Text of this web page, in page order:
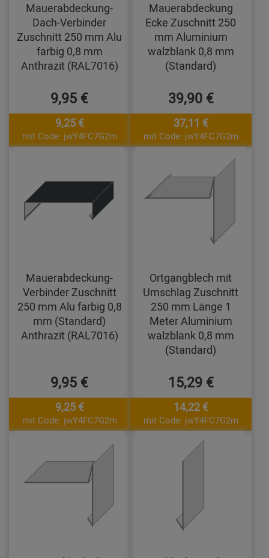
Mauerabdeckung-
Dach-Verbinder
Zuschnitt 250 mm Alu
farbig 0,8 mm
Anthrazit (RAL7016)
9,95 €
9,25 €
mit Code: jwY4FC7G2m
Mauerabdeckung
Ecke Zuschnitt 250
mm Aluminium
walzblank 0,8 mm
(Standard)
39,90 €
37,11 €
mit Code: jwY4FC7G2m
Mauerabdeckung-
Verbinder Zuschnitt
250 mm Alu farbig 0,8
mm (Standard)
Anthrazit (RAL7016)
9,95 €
9,25 €
mit Code: jwY4FC7G2m
Ortgangblech mit
Umschlag Zuschnitt
250 mm Länge 1
Meter Aluminium
walzblank 0,8 mm
(Standard)
15,29 €
14,22 €
mit Code: jwY4FC7G2m